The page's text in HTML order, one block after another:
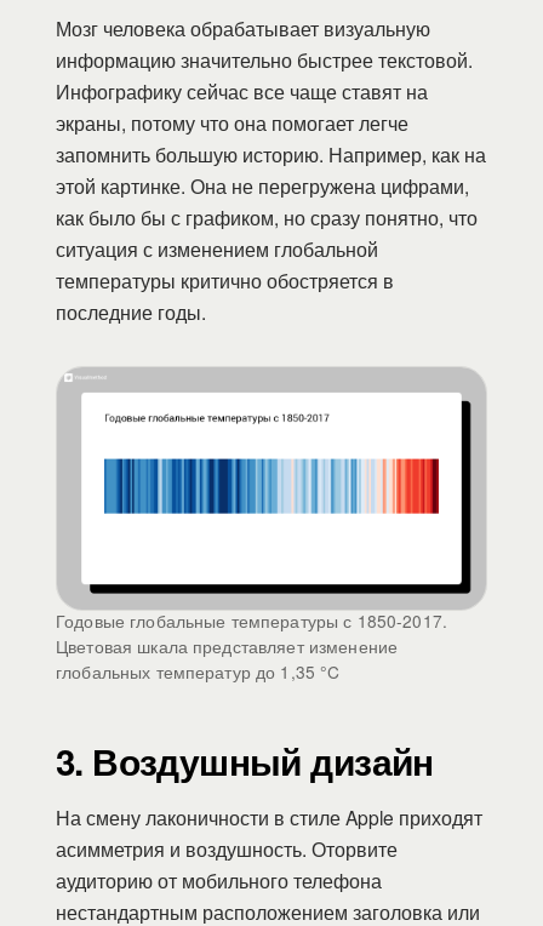
Мозг человека обрабатывает визуальную
информацию значительно быстрее текстовой.
Инфографику сейчас все чаще ставят на
экраны, потому что она помогает легче
запомнить большую историю. Например, как на
этой картинке. Она не перегружена цифрами,
как было бы с графиком, но сразу понятно, что
ситуация с изменением глобальной
температуры критично обостряется в
последние годы.
Годовые глобальные температуры с 1850-2017.
Цветовая шкала представляет изменение
глобальных температур до 1,35 °C
3. Воздушный дизайн
На смену лаконичности в стиле Apple приходят
асимметрия и воздушность. Оторвите
аудиторию от мобильного телефона
нестандартным расположением заголовка или